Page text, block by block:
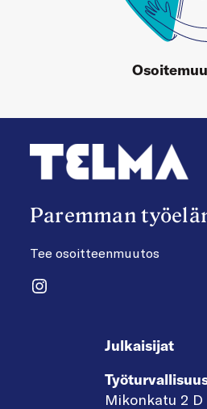
Paremman
Tee osoitteenmuutos
Instagram
Julkaisijat
Mikonkatu 2 D